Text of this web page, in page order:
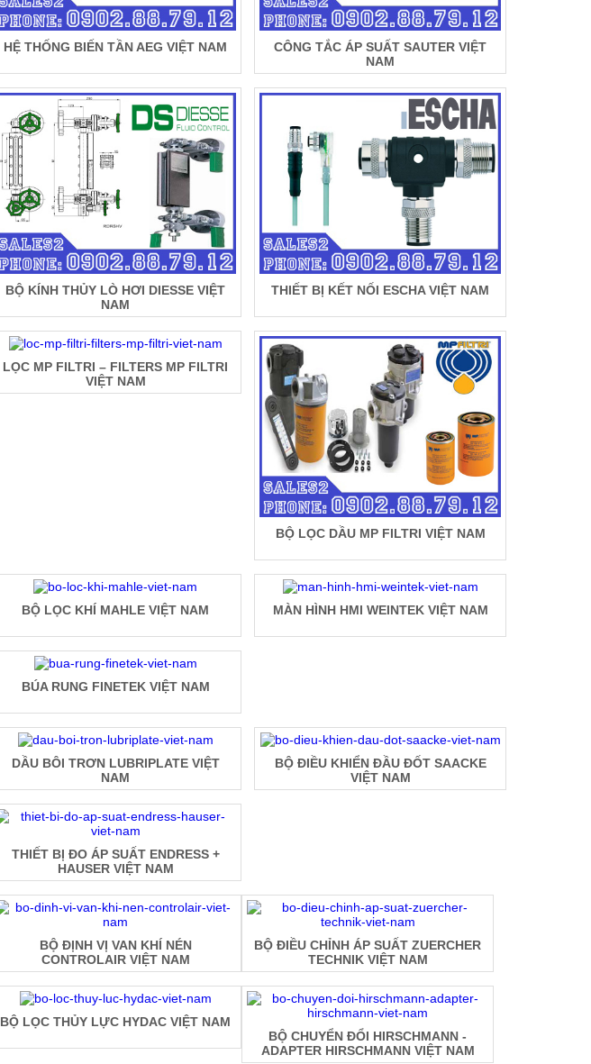
HỆ THỐNG BIẾN TẦN AEG VIỆT NAM
CÔNG TẮC ÁP SUẤT SAUTER VIỆT
NAM
BỘ KÍNH THỦY LÒ HƠI DIESSE VIỆT
NAM
THIẾT BỊ KẾT NỐI ESCHA VIỆT NAM
LỌC MP FILTRI – FILTERS MP FILTRI
VIỆT NAM
BỘ LỌC DẦU MP FILTRI VIỆT NAM
BỘ LỌC KHÍ MAHLE VIỆT NAM MÀN HÌNH HMI WEINTEK VIỆT NAM
BÚA RUNG FINETEK VIỆT NAM
DẦU BÔI TRƠN LUBRIPLATE VIỆT
NAM
BỘ ĐIỀU KHIỂN ĐẦU ĐỐT SAACKE
VIỆT NAM
THIẾT BỊ ĐO ÁP SUẤT ENDRESS +
HAUSER VIỆT NAM
BỘ ĐỊNH VỊ VAN KHÍ NÉN
CONTROLAIR VIỆT NAM
BỘ ĐIỀU CHỈNH ÁP SUẤT ZUERCHER
TECHNIK VIỆT NAM
BỘ LỌC THỦY LỰC HYDAC VIỆT NAM
BỘ CHUYỂN ĐỔI HIRSCHMANN -
ADAPTER HIRSCHMANN VIỆT NAM